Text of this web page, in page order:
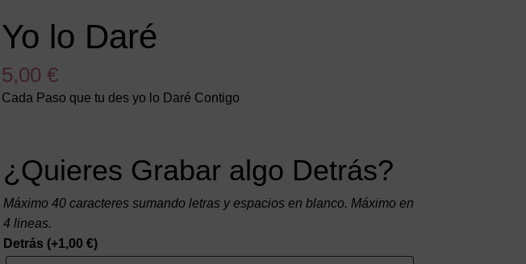
Yo lo Daré
5,00 €
Cada Paso que tu des yo lo Daré Contigo
¿Quieres Grabar algo Detrás?
Máximo 40 caracteres sumando letras y espacios en blanco. Máximo en
4 lineas.
Detrás (+1,00 €)